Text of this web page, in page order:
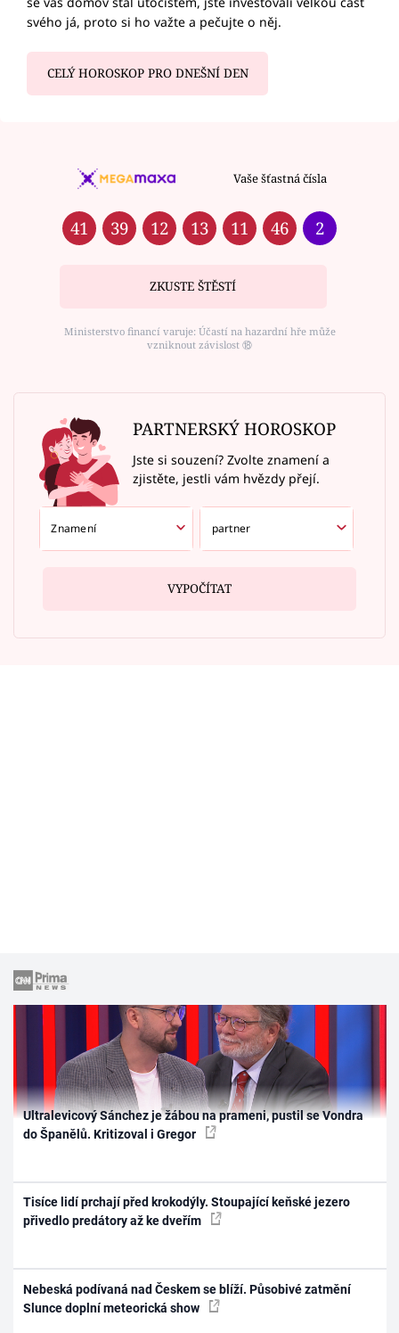
svého já, proto si ho važte a pečujte o něj.
CELÝ HOROSKOP PRO DNEŠNÍ DEN
Vaše šťastná čísla
41 39 12 13 11 46 2
ZKUSTE ŠTĚSTÍ
Ministerstvo financí varuje: Účastí na hazardní hře může
vzniknout závislost ⑱
PARTNERSKÝ HOROSKOP
Jste si souzení? Zvolte znamení a
zjistěte, jestli vám hvězdy přejí.
VYPOČÍTAT
Ultralevicový Sánchez je žábou na prameni, pustil se Vondra
do Španělů. Kritizoval i Gregor
Tisíce lidí prchají před krokodýly. Stoupající keňské jezero
přivedlo predátory až ke dveřím
Nebeská podívaná nad Českem se blíží. Působivé zatmění
Slunce doplní meteorická show